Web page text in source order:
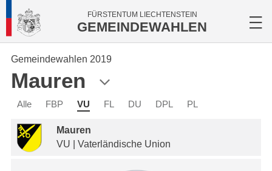
FÜRSTENTUM LIECHTENSTEIN
GEMEINDEWAHLEN
Gemeindewahlen 2019
Mauren
Alle FBP VU FL DU DPL PL
Mauren
VU | Vaterländische Union